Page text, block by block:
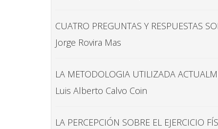
CUATRO PREGUNTAS Y RESPUESTAS
Jorge Rovira Mas
LA METODOLOGIA UTILIZADA
Luis Alberto Calvo Coin
LA PERCEPCIÓN SOBRE EL EJERCICIO